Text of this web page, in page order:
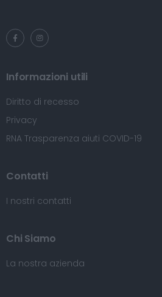
Informazioni utili
Diritto di recesso
Privacy
RNA Trasparenza aiuti COVID-19
Contatti
I nostri contatti
Chi Siamo
La nostra azienda